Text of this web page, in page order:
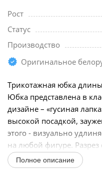
Рост
Статус
Производство
Оригинальное
Трикотажная юбка
Юбка представлена в
дизайне – «гусиная
высокой посадкой,
этого - визуально
на любой фигуре. Разрез
Полное описание